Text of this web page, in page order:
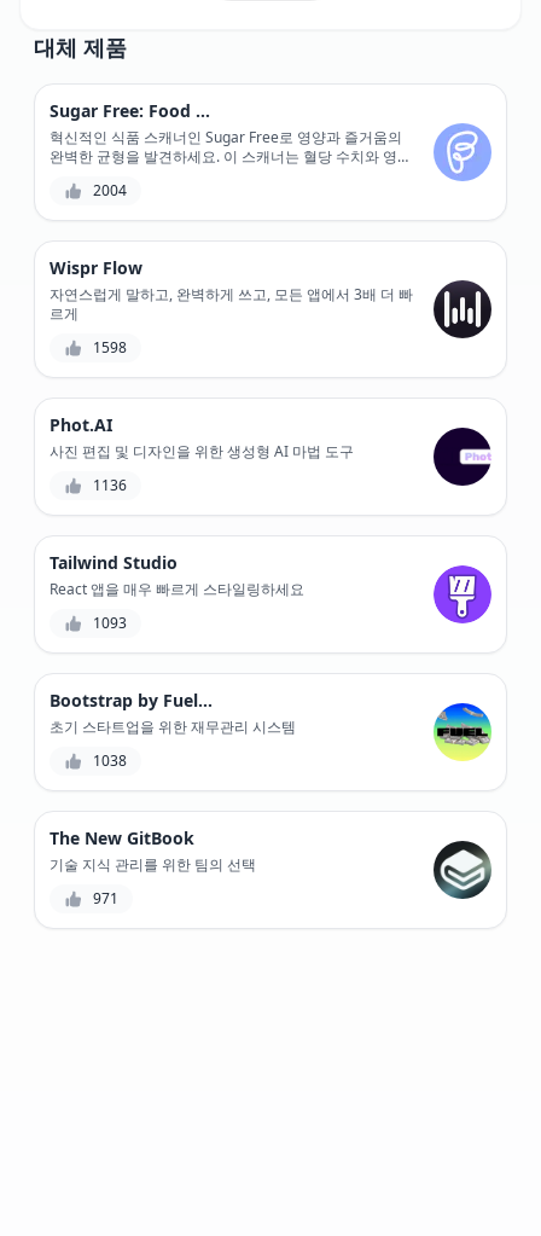
대체 제품
Sugar Free: Food Scanner
혁신적인 식품 스캐너인 Sugar Free로 영양과 즐거움의
완벽한 균형을 발견하세요. 이 스캐너는 혈당 수치와 영양
2004
Wispr Flow
자연스럽게 말하고, 완벽하게 쓰고, 모든 앱에서 3배 더 빠
르게
1598
Phot.AI
사진 편집 및 디자인을 위한 생성형 AI 마법 도구
1136
Tailwind Studio
React 앱을 매우 빠르게 스타일링하세요
1093
Bootstrap by Fuelfinance
초기 스타트업을 위한 재무관리 시스템
1038
The New GitBook
기술 지식 관리를 위한 팀의 선택
971